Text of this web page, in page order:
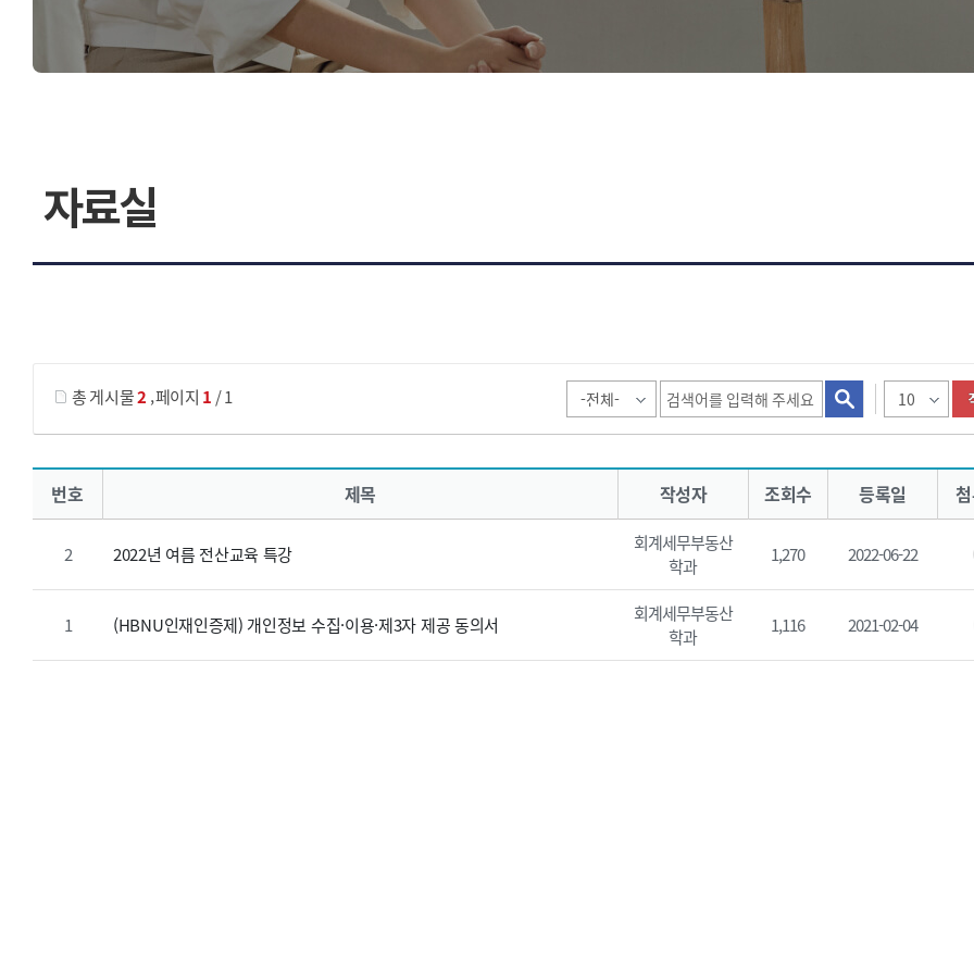
자료실
총 게시물2 ,페이지 1 / 1
자료실 목록 으로 번호, 제목, 작성자, 조회수, 등록 일, 첨부파일로 나열 되고 있습니다.
번호 제목 작성자 조회수 등록일
2 2022년 여름 전산교육 특강
회계세무부동산
학과
1,270 2022-06-22
1 (HBNU인재인증제) 개인정보 수집·이용·제3자 제공 동의서
회계세무부동산
학과
1,116 2021-02-04